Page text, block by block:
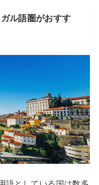
ル語圏がおすす